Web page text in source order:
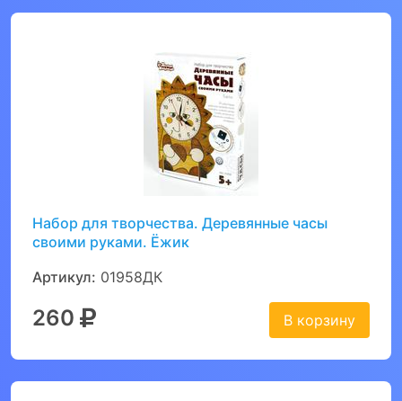
Набор для творчества. Деревянные часы
своими руками. Ёжик
Артикул: 01958ДК
260 В корзину